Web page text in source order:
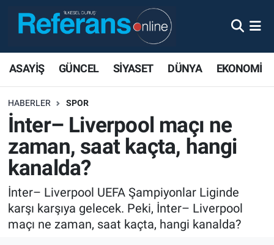
ASAYİŞ GÜNCEL SİYASET DÜNYA EKONOMİ
HABERLER SPOR
İnter– Liverpool maçı ne
zaman, saat kaçta, hangi
kanalda?
İnter– Liverpool UEFA Şampiyonlar Liginde
karşı karşıya gelecek. Peki, İnter– Liverpool
maçı ne zaman, saat kaçta, hangi kanalda?